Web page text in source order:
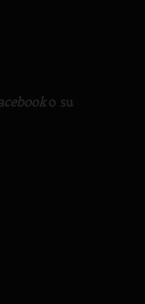
o su